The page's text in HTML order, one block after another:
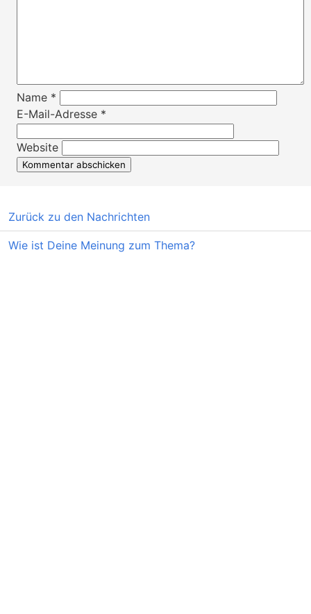
Name *
E-Mail-Adresse *
Website
Zurück zu den Nachrichten
Wie ist Deine Meinung zum Thema?